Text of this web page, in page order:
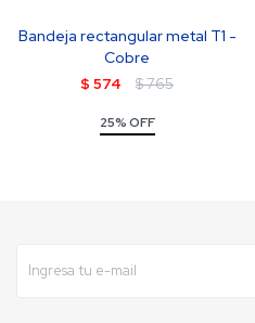
Bandeja rectangular metal T1 -
Cobre
$ 574 $765
25% OFF